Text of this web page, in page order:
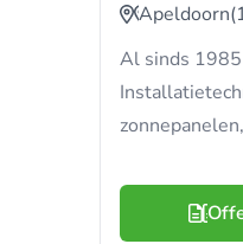
Apeldoorn
Al sinds